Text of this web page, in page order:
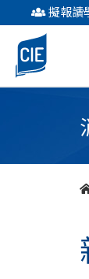
擬報讀